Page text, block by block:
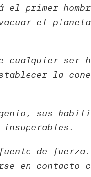
el primer
el planeta
ser
la
sus
de fuerza.
en contacto